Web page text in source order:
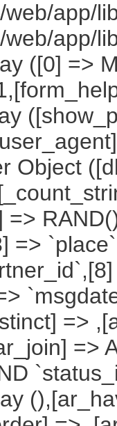
app/
app/
([0] =>
Object
=>
=>
=>
=>